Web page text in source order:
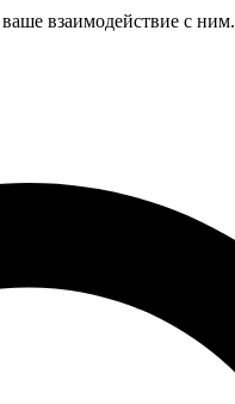
взаимодействие с ним.